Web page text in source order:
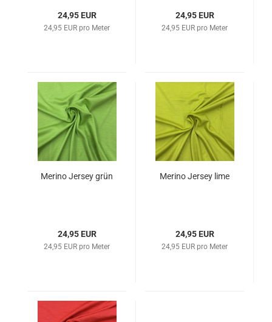
24,95 EUR
24,95 EUR pro Meter
24,95 EUR
24,95 EUR pro Meter
Merino Jersey grün
24,95 EUR
24,95 EUR pro Meter
Merino Jersey lime
24,95 EUR
24,95 EUR pro Meter